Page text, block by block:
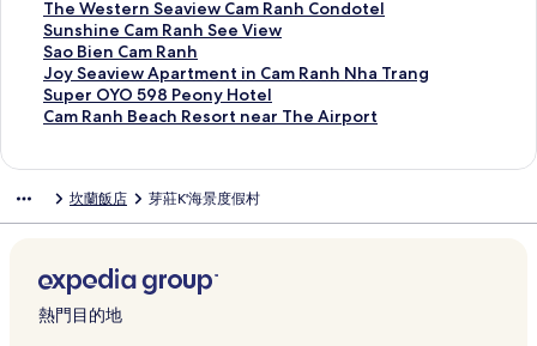
N
h
a
T
r
a
連
結
a
c
h
R
e
s
的
連
n
a
C
a
m
R
p
t
m
e
w
A
p
a
r
t
-
e
A
r
K
N
P
a
r
a
C
R
a
n
a
n
h
的
連
結
n
h
O
c
e
a
w
s
o
r
B
e
a
c
h
a
A
n
a
C
H
o
t
e
l
C
n
連
結
v
i
e
w
的
連
P
e
a
k
R
e
&
a
的
連
n
h
S
e
a
v
e
r
t
的
a
R
e
s
o
r
u
W
i
t
L
a
g
o
o
n
a
-
Y
o
b
y
P
r
o
v
A
n
a
C
y
n
d
h
a
m
e
a
m
R
The Western Seaview Cam Ranh Condotel
T
h
e
W
e
s
S
v
i
e
Sunshine Cam Ranh See View
S
u
n
s
h
a
a
n
h
Sao Bien Cam Ranh
S
a
o
B
a
a
n
h
Joy Seaview Apartment in Cam Ranh Nha Trang
J
o
y
i
A
p
a
Super OYO 598 Peony Hotel
S
u
O
Y
9
8
P
Cam Ranh Beach Resort near The Airport
C
n
e
a
c
坎蘭飯店 芽莊K'海景度假村
熱門目的地